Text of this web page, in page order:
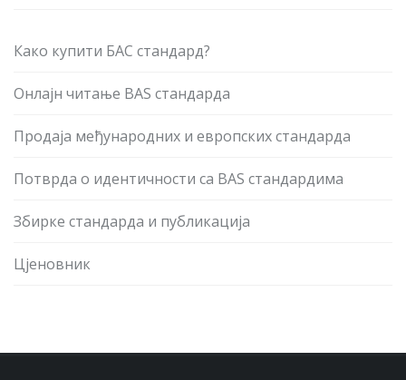
Како купити БАС стандард?
Онлајн читање BAS стандарда
Продаја међународних и европских стандарда
Потврда о идентичности са BAS стандардима
Збирке стандарда и публикација
Цјеновник